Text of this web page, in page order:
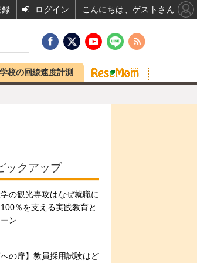
学校の回線速度計測
ックアップ
の観光専攻はなぜ就職に
％を支える実践教育と
ン
への扉】教員採用試験はど
ログイン こんにちは、ゲストさん